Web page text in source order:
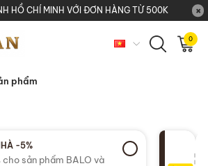
HỒ CHÍ MINH VỚI ĐƠN HÀNG TỪ 500K
0
phẩm
-5%
cho sản phẩm BALO và